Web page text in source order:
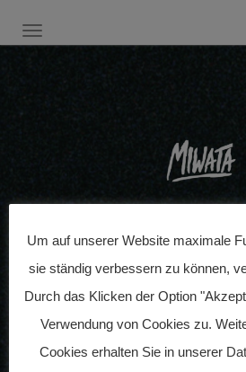
SCHALTE NAVIGATION
Veröffentlicht am:17.
Um auf unserer Website maximale
sie ständig verbessern zu können,
Durch das Klicken der Option
Verwendung von Cookies zu.
Cookies erhalten Sie in unserer